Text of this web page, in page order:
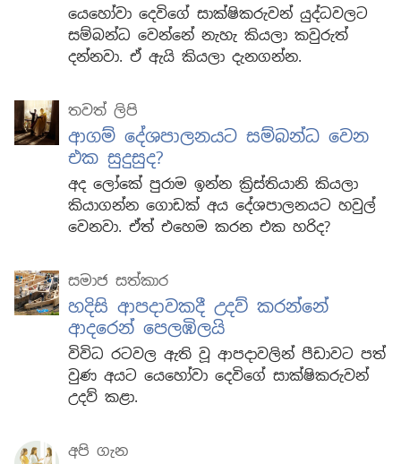
යෙහෝවා දෙවිගේ සාක්ෂිකරුවන් යුද්ධවලට
සම්බන්ධ වෙන්නේ නැහැ කියලා කවුරුත්
දන්නවා. ඒ ඇයි කියලා දැනගන්න.
තවත් ලිපි
ආගම් දේශපාලනයට සම්බන්ධ වෙන
එක සුදුසුද?
අද ලෝකේ පුරාම ඉන්න ක්‍රිස්තියානි කියලා
කියාගන්න ගොඩක් අය දේශපාලනයට හවුල්
වෙනවා. ඒත් එහෙම කරන එක හරිද?
සමාජ සත්කාර
හදිසි ආපදාවකදී උදව් කරන්නේ
ආදරෙන් පෙලඹිලයි
විවිධ රටවල ඇති වූ ආපදාවලින් පීඩාවට පත්
වුණ අයට යෙහෝවා දෙවිගේ සාක්ෂිකරුවන්
උදව් කළා.
අපි ගැන